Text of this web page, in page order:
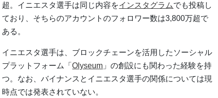
超。イニエスタ選手は同じ内容をインスタグラムでも投稿し
ており、そちらのアカウントのフォロワー数は3,800万超で
ある。
イニエスタ選手は、ブロックチェーンを活用したソーシャル
プラットフォーム「Olyseum 」の創設にも関わった経験を持
つ。なお、バイナンスとイニエスタ選手の関係については現
時点では発表されていない。